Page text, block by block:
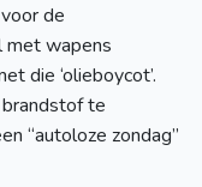
de
met wapens
die ‘olieboycot’.
te
“autoloze zondag”